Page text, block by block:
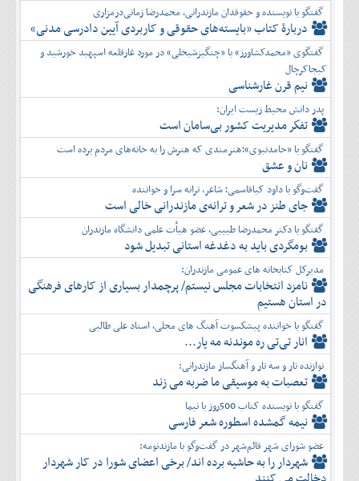
گفتگو با نویسنده و حقوقدان مازندرانی، محمدرضا زمانی‌درمزاری
دربارۀ کتاب ”بایسته‌های حقوقی و کاربردی آیین دادرسی مدنی»
گفتگوی «محمدکشاورز» با «چنگیزشیخلی» در مورد غارقلعه اسپهبد خورشید و
کیجاکرچال
نیم قرن غارشناسی
پدر دانش محیط زیست ایران:
تفكر مديريت کشور بی‌سامان است
گفتگو با «حامدنبوی»؛هنرمندی که هنرش را به خانه‌های مردم برده است
نان و عشق
گفت‌وگو با داود کیاقاسمی؛ شاعر، ترانه سرا و خواننده
جای طنز در شعر و ترانه‌ی مازندرانی خالی است
گفتگو با دکتر محمدرضا طبیبی، عضو هیأت علمی دانشگاه مازندران
بومگردی باید به دغدغه استانی تبدیل شود
مدیرکل کتابخانه های عمومی مازندران:
نامزد انتخابات مجلس نیستم/ پرچمدار بسیاری از کارهای فرهنگی
در استان هستیم
گفتگو با خواننده پیشکسوت آهنگ های محلی، استاد علی طالبی
انار تی‌تی ره موندنه مه یار...
نوازنده تار و سه تار و آهنگساز مازندرانی:
تعصبات به موسیقی ما ضربه می زند
گفتگو با نویسنده کتاب 500روز با نیما
نیمه گمشده اسطوره شعر فارسی
عضو شورای شهر قائم‌شهر در گفت‌و‌گو با مازندنومه:
شهردار را به حاشیه برده اند/ برخی اعضای شورا در کار شهردار